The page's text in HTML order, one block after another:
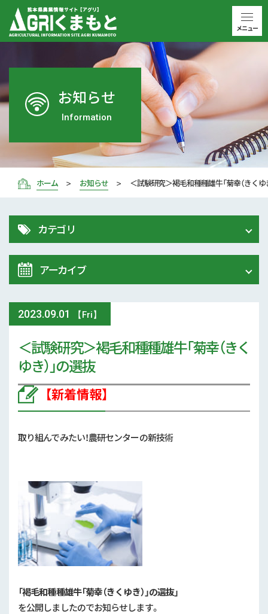
お知らせ
Information
ホーム お知らせ ＜試験研究＞褐毛和種種雄牛「菊幸（きくゆ
2023.09.01 【Fri】
＜試験研究＞褐毛和種種雄牛「菊幸（きく
ゆき）」の選抜
【新着情報】
取り組んでみたい！農研センターの新技術
「褐毛和種種雄牛「菊幸（きくゆき）」の選抜」
を公開しましたのでお知らせします。
カテゴリ
令和8年 熊本地震関連情報
農業大学校
スマート農業
参考文献
現地情報
病害虫
行政情報
補助事業
試験研究
アーカイブ
2026年 (74)
2025年 (107)
2024年 (125)
2023年 (139)
2022年 (170)
2020年 (167)
2019年 (5)
メニュー